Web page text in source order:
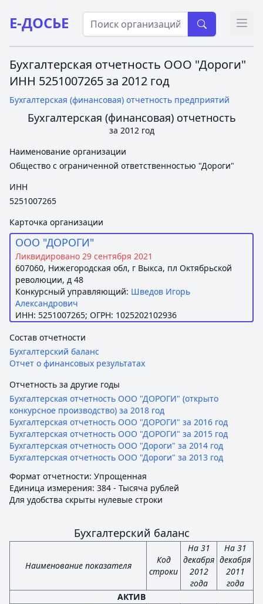
Е-ДОСЬЕ
Бухгалтерская отчетность ООО "Дороги"
ИНН 5251007265 за 2012 год
Бухгалтерская (финансовая) отчетность предприятий
Бухгалтерская (финансовая) отчетность
за 2012 год
Наименование организации
Общество с ограниченной ответственностью "Дороги"
ИНН
5251007265
Карточка организации
ООО "ДОРОГИ"
Ликвидировано 29 сентября 2021
607060, Нижегородская обл, г Выкса, пл Октябрьской
революции, д 48
Конкурсный управляющий: Шведов Игорь
Александрович
ИНН: 5251007265; ОГРН: 1025202102936
Состав отчетности
Бухгалтерский баланс
Отчет о финансовых результатах
Отчетность за другие годы
Бухгалтерская отчетность ООО "ДОРОГИ" (открыто
конкурсное производство) за 2018 год
Бухгалтерская отчетность ООО "ДОРОГИ" за 2016 год
Бухгалтерская отчетность ООО "ДОРОГИ" за 2015 год
Бухгалтерская отчетность ООО "Дороги" за 2014 год
Бухгалтерская отчетность ООО "Дороги" за 2013 год
Формат отчетности: Упрощенная
Единица измерения: 384 - Тысяча рублей
Для удобства скрыты нулевые строки
Бухгалтерский баланс
Наименование показателя
Код
строки
На 31
декабря
2012
года
На 31
декабря
2011
года
АКТИВ